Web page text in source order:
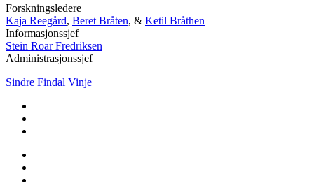
Forskningsledere
Kaja Reegård, Beret Bråten, & Ketil Bråthen
Informasjonssjef
Stein Roar Fredriksen
Administrasjonssjef
Sindre Findal Vinje